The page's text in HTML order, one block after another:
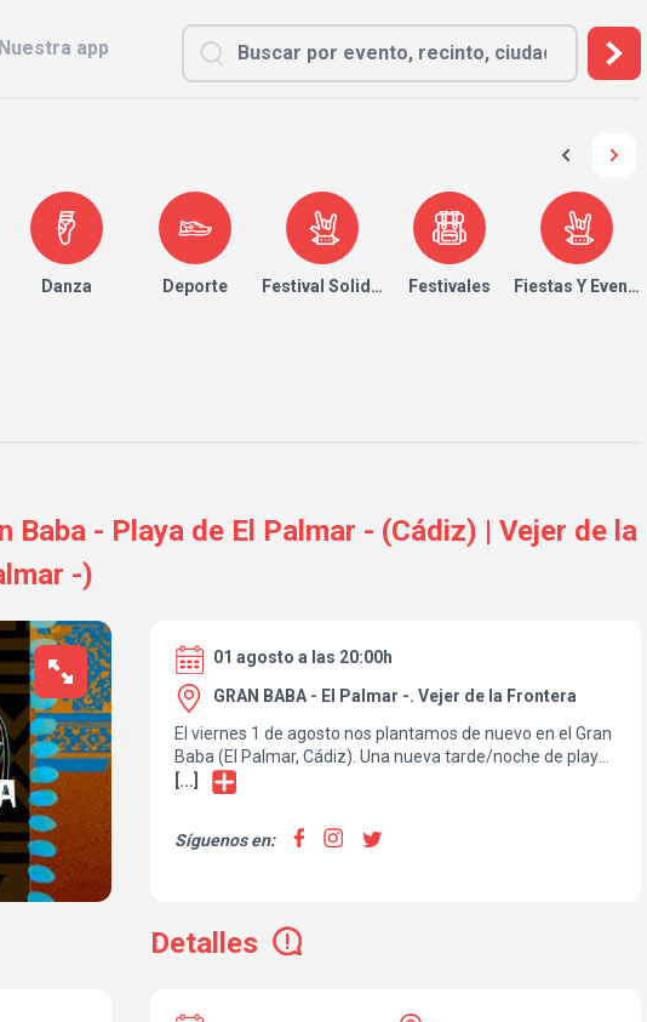
Nuestra app
Danza Deporte Festival Solidario Festivales Fiestas Y Eventos
Baba - Playa de El Palmar - (Cádiz) | Vejer de la
-)
01 agosto a las 20:00h
GRAN BABA - El Palmar -. Vejer de la Frontera
El viernes 1 de agosto nos plantamos de nuevo en el Gran
Baba (El Palmar, Cádiz). Una nueva tarde/noche de playa
y ritmo con ADN Mutante y un line up de lujo:
🎧 Dr. Fli – Electro Jarana
🎧 Barrioteca – Afro Latin House
🎁 Con regalos y sorpresas mutantes toda la noche
🎟 Aportación:
[...]
Síguenos en:
Detalles